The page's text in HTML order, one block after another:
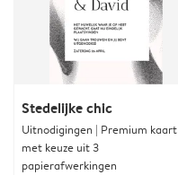
Stedelijke chic
Uitnodigingen | Premium kaart
met keuze uit 3
papierafwerkingen